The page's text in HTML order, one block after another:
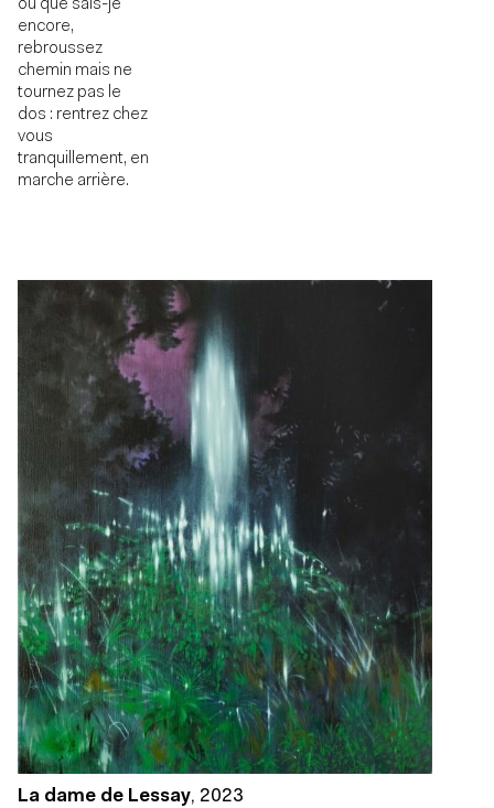
ou que sais-je
encore,
rebroussez
chemin mais ne
tournez pas le
dos : rentrez chez
vous
tranquillement, en
marche arrière.
La dame de Lessay, 2023